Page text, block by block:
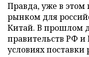
Правда, уже в
рынком для
Китай. В прошлом
правительств РФ
условиях